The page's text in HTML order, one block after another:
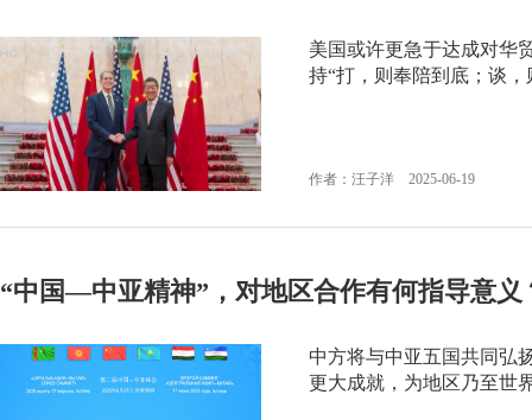
美国或许更急于达成对华
持“打，则奉陪到底；谈
作者：汪子洋 2025-06-19
“中国—中亚精神”，对地区合作有何指导意义
中方将与中亚五国共同弘
更大成就，为地区乃至世